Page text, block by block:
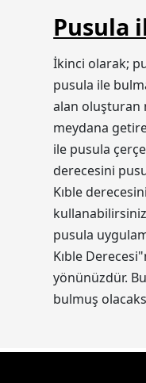
Pusula
İkinci olarak;
pusula ile
alan oluşturan
meydana
ile pusula
derecesini
Kıble
pusula
Kıble
yönünüzdür.
bulmuş